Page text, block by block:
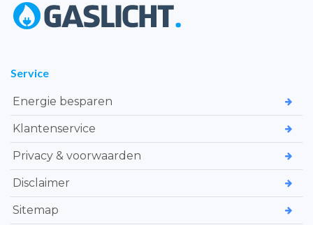
Service
Energie besparen
Klantenservice
Privacy & voorwaarden
Disclaimer
Sitemap